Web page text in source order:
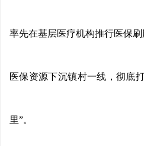
率先在基层医疗机构推行医保
医保资源下沉镇村一线，彻底
里”。